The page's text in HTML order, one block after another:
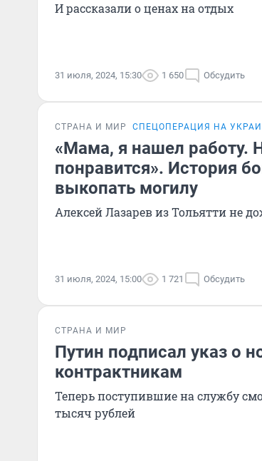
И рассказали о ценах на отдых
31 июля, 2024, 15:30 1 650 Обсудить
СТРАНА И МИР СПЕЦОПЕРАЦИЯ НА
«Мама, я нашел работу.
понравится». История
выкопать могилу
Алексей Лазарев из Тольятти не
31 июля, 2024, 15:00 1 721 Обсудить
СТРАНА И МИР
Путин подписал указ о
контрактникам
Теперь поступившие на службу
тысяч рублей